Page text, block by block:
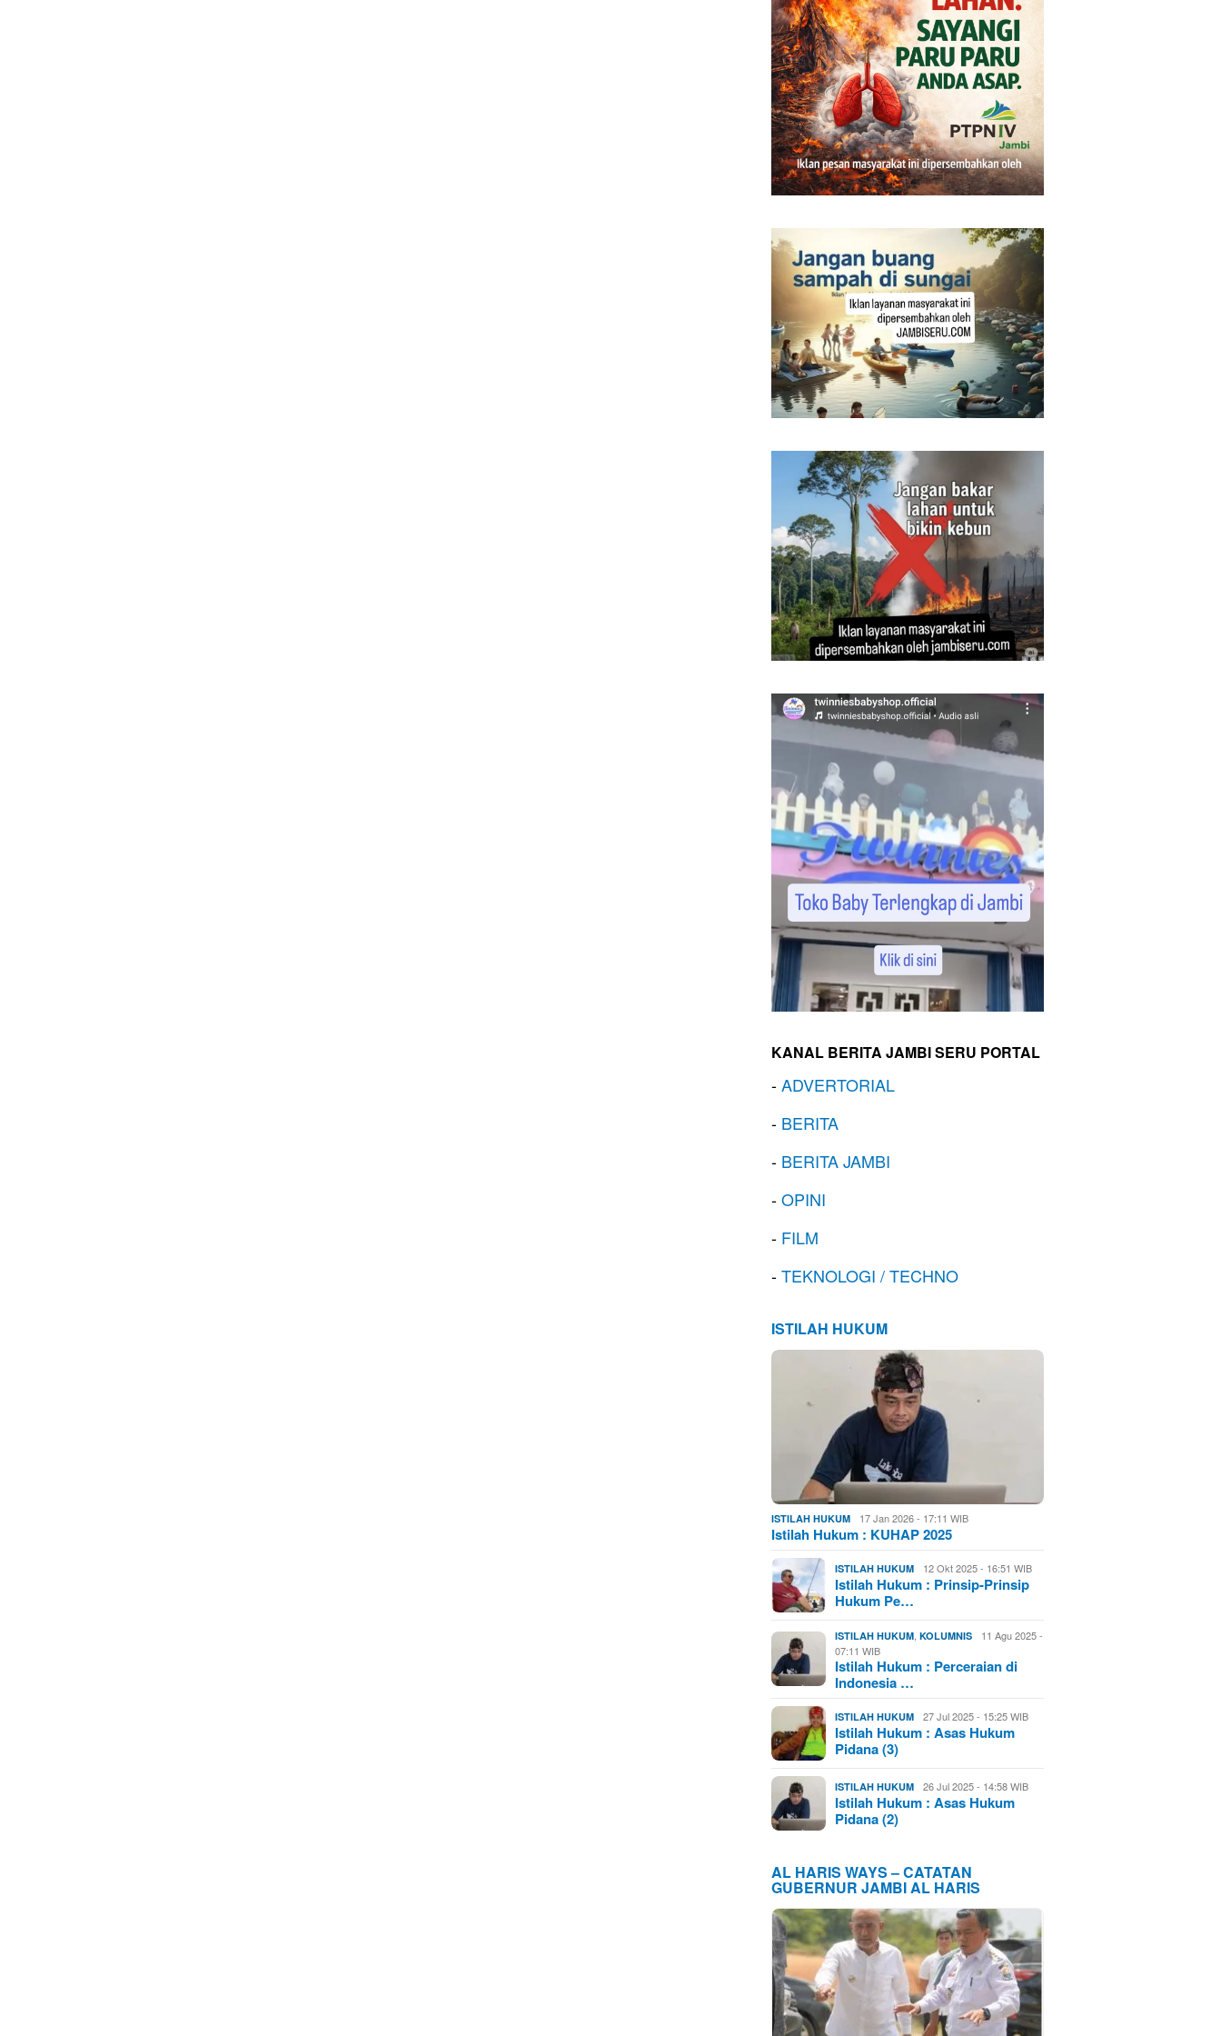
KANAL BERITA JAMBI SERU PORTAL
-ADVERTORIAL
- BERITA
- BERITA JAMBI
-OPINI
- FILM
-TEKNOLOGI / TECHNO
ISTILAH HUKUM
ISTILAH HUKUM 17 Jan 2026 - 17:11 WIB
Istilah Hukum : KUHAP 2025
ISTILAH HUKUM 12 Okt 2025 - 16:51 WIB
Istilah Hukum : Prinsip-Prinsip
Hukum Pe…
ISTILAH HUKUM ,KOLUMNIS
11 Agu 2025 -
07:11 WIB
Istilah Hukum : Perceraian di
Indonesia …
ISTILAH HUKUM 27 Jul 2025 - 15:25 WIB
Istilah Hukum : Asas Hukum
Pidana (3)
ISTILAH HUKUM 26 Jul 2025 - 14:58 WIB
Istilah Hukum : Asas Hukum
Pidana (2)
AL HARIS WAYS – CATATAN
GUBERNUR JAMBI AL HARIS